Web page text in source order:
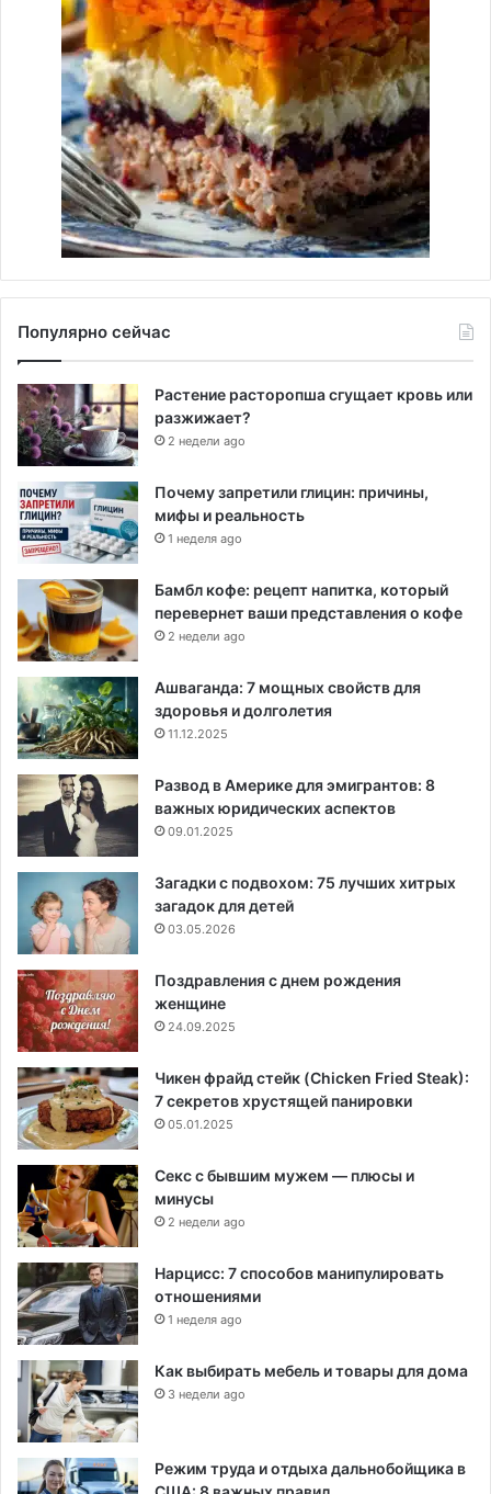
Популярно сейчас
Растение расторопша сгущает кровь или
разжижает?
2 недели ago
Почему запретили глицин: причины,
мифы и реальность
1 неделя ago
Бамбл кофе: рецепт напитка, который
перевернет ваши представления о кофе
2 недели ago
Ашваганда: 7 мощных свойств для
здоровья и долголетия
11.12.2025
Развод в Америке для эмигрантов: 8
важных юридических аспектов
09.01.2025
Загадки с подвохом: 75 лучших хитрых
загадок для детей
03.05.2026
Поздравления с днем рождения
женщине
24.09.2025
Чикен фрайд стейк (Chicken Fried Steak):
7 секретов хрустящей панировки
05.01.2025
Секс с бывшим мужем — плюсы и
минусы
2 недели ago
Нарцисс: 7 способов манипулировать
отношениями
1 неделя ago
Как выбирать мебель и товары для дома
3 недели ago
Режим труда и отдыха дальнобойщика в